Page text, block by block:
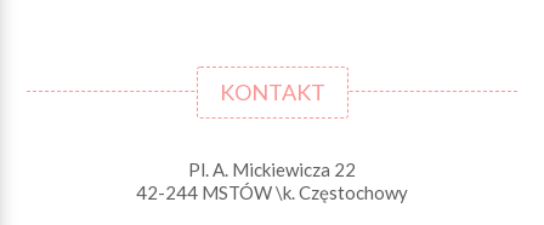
KONTAKT
Pl. A. Mickiewicza 22
42-244 MSTÓW \k. Częstochowy